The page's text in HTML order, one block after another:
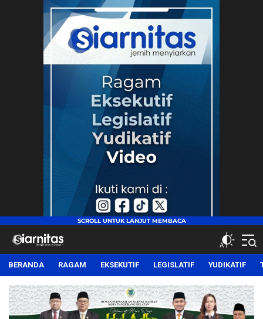
siarnitas
Jernih Menyiarkan
BERANDA RAGAM EKSEKUTIF LEGISLATIF YUDIKATIF